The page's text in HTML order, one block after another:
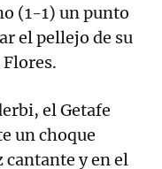
(1-1) un punto
el pellejo de su
el Getafe
un choque
cantante y en el